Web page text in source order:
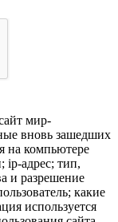
мир-
вновь зашедших
на компьютере
ip-адрес; тип,
и разрешение
какие
используется